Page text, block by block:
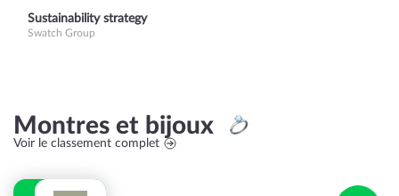
Sustainability strategy
Swatch Group
Montres et bijoux
Voir le classement complet